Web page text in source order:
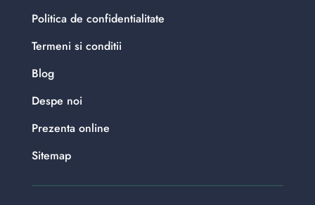
Politica de confidentialitate
Termeni si conditii
Blog
Despe noi
Prezenta online
Sitemap